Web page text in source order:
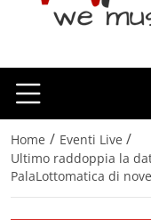
Home / Eventi Live /
Ultimo raddoppia la
PalaLottomatica di